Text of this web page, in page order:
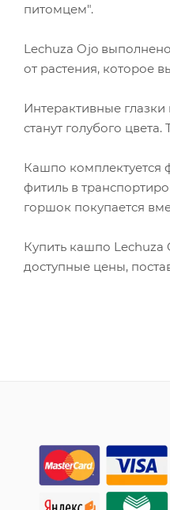
питомцем".
Lechuza Ojo
от растения, которое
Интерактивные глазки
станут голубого
Кашпо комплектуется
фитиль в
горшок покупается
Купить кашпо Lechuza
доступные цены,